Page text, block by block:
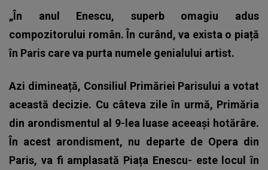
„În anul Enescu, superb omagiu adus
compozitorului român. În curând, va exista o piață
în Paris care va purta numele genialului artist.
Azi dimineață, Consiliul Primăriei Parisului a votat
această decizie. Cu câteva zile în urmă, Primăria
din arondismentul al 9-lea luase aceeași hotărâre.
În acest arondisment, nu departe de Opera din
Paris, va fi amplasată Piața Enescu- este locul în